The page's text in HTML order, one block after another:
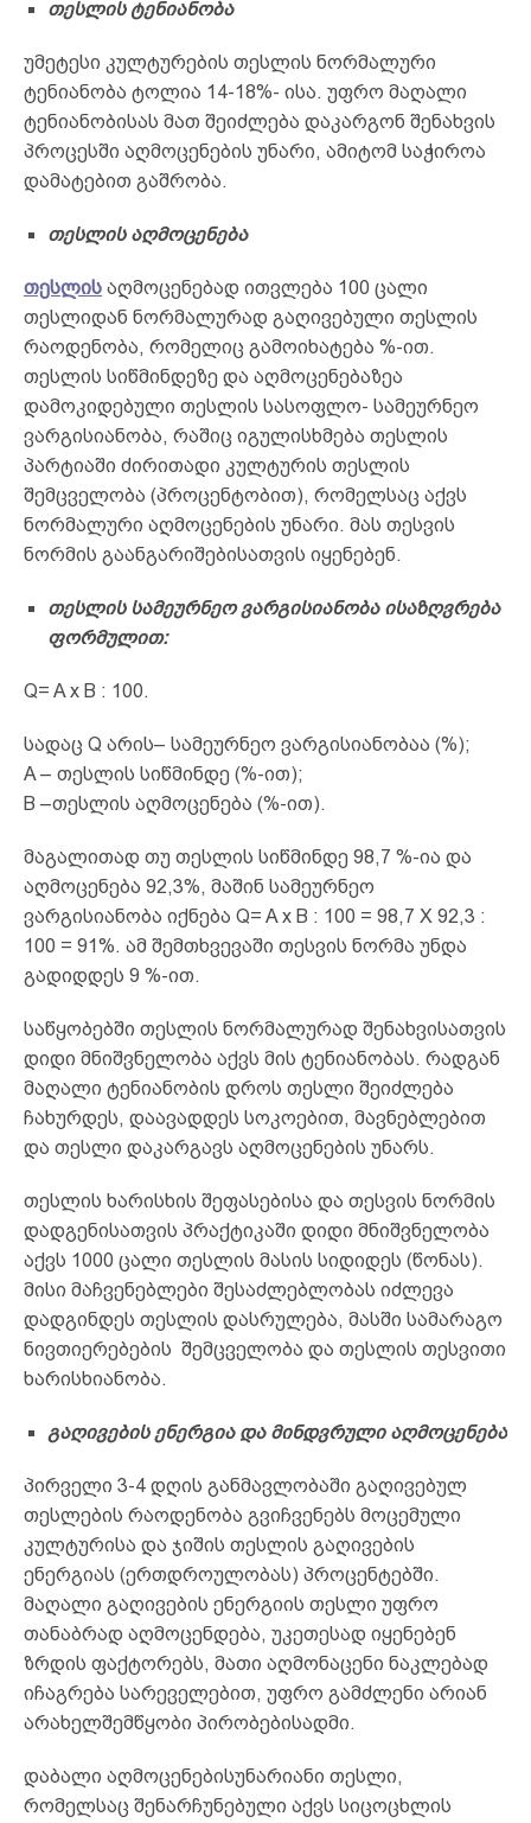
თესლისტენიანობა
უმეტესი კულტურების თესლის ნორმალური
ტენიანობა ტოლია 14-18%- ისა. უფრო მაღალი
ტენიანობისას მათ შეიძლება დაკარგონ შენახვის
პროცესში აღმოცენების უნარი, ამიტომ საჭიროა
დამატებით გაშრობა.
თესლის აღმოცენება
თესლის აღმოცენებად ითვლება 100 ცალი
თესლიდან ნორმალურად გაღივებული თესლის
რაოდენობა, რომელიც გამოიხატება %-ით.
თესლის სიწმინდეზე და აღმოცენებაზეა
დამოკიდებული თესლის სასოფლო- სამეურნეო
ვარგისიანობა, რაშიც იგულისხმება თესლის
პარტიაში ძირითადი კულტურის თესლის
შემცველობა (პროცენტობით), რომელსაც აქვს
ნორმალური აღმოცენების უნარი. მას თესვის
ნორმის გაანგარიშებისათვის იყენებენ.
თესლისსამეურნეო ვარგისიანობა ისაზღვრება
ფორმულით:
Q= A x B : 100.
სადაც Q არის– სამეურნეო ვარგისიანობაა (%);
A – თესლის სიწმინდე (%-ით);
B –თესლის აღმოცენება (%-ით).
მაგალითად თუ თესლის სიწმინდე 98,7 %-ია და
აღმოცენება 92,3%, მაშინ სამეურნეო
ვარგისიანობა იქნება Q= A x B : 100 = 98,7 X 92,3 :
100 = 91%. ამ შემთხვევაში თესვის ნორმა უნდა
გადიდდეს 9 %-ით.
საწყობებში თესლის ნორმალურად შენახვისათვის
დიდი მნიშვნელობა აქვს მის ტენიანობას. რადგან
მაღალი ტენიანობის დროს თესლი შეიძლება
ჩახურდეს, დაავადდეს სოკოებით, მავნებლებით
და თესლი დაკარგავს აღმოცენების უნარს.
თესლის ხარისხის შეფასებისა და თესვის ნორმის
დადგენისათვის პრაქტიკაში დიდი მნიშვნელობა
აქვს 1000 ცალი თესლის მასის სიდიდეს (წონას).
მისი მაჩვენებლები შესაძლებლობას იძლევა
დადგინდეს თესლის დასრულება, მასში სამარაგო
ნივთიერებების შემცველობა და თესლის თესვითი
ხარისხიანობა.
გაღივებისენერგია და მინდვრული აღმოცენება
პირველი 3-4 დღის განმავლობაში გაღივებულ
თესლების რაოდენობა გვიჩვენებს მოცემული
კულტურისა და ჯიშის თესლის გაღივების
ენერგიას (ერთდროულობას) პროცენტებში.
მაღალი გაღივების ენერგიის თესლი უფრო
თანაბრად აღმოცენდება, უკეთესად იყენებენ
ზრდის ფაქტორებს, მათი აღმონაცენი ნაკლებად
იჩაგრება სარეველებით, უფრო გამძლენი არიან
არახელშემწყობი პირობებისადმი.
დაბალი აღმოცენებისუნარიანი თესლი,
რომელსაც შენარჩუნებული აქვს სიცოცხლის